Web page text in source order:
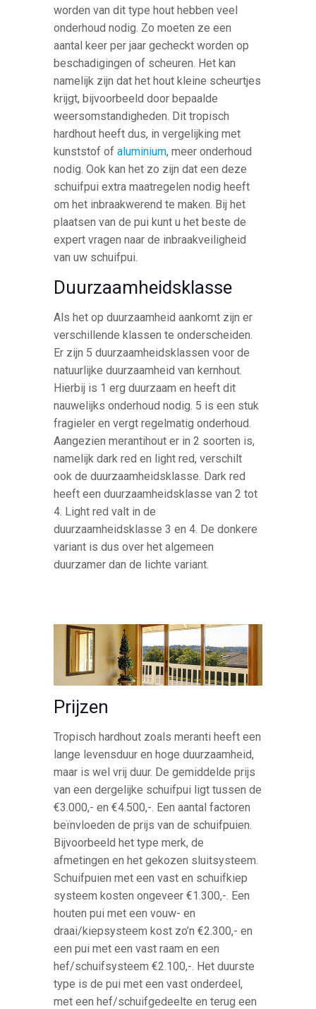
worden van dit type hout hebben veel
onderhoud nodig. Zo moeten ze een
aantal keer per jaar gecheckt worden op
beschadigingen of scheuren. Het kan
namelijk zijn dat het hout kleine scheurtjes
krijgt, bijvoorbeeld door bepaalde
weersomstandigheden. Dit tropisch
hardhout heeft dus, in vergelijking met
kunststof ofaluminium, meer onderhoud
nodig. Ook kan het zo zijn dat een deze
schuifpui extra maatregelen nodig heeft
om het inbraakwerend te maken. Bij het
plaatsen van de pui kunt u het beste de
expert vragen naar de inbraakveiligheid
van uw schuifpui.
Duurzaamheidsklasse
Als het op duurzaamheid aankomt zijn er
verschillende klassen te onderscheiden.
Er zijn 5 duurzaamheidsklassen voor de
natuurlijke duurzaamheid van kernhout.
Hierbij is 1 erg duurzaam en heeft dit
nauwelijks onderhoud nodig. 5 is een stuk
fragieler en vergt regelmatig onderhoud.
Aangezien merantihout er in 2 soorten is,
namelijk dark red en light red, verschilt
ook de duurzaamheidsklasse. Dark red
heeft een duurzaamheidsklasse van 2 tot
4. Light red valt in de
duurzaamheidsklasse 3 en 4. De donkere
variant is dus over het algemeen
duurzamer dan de lichte variant.
Prijzen
Tropisch hardhout zoals meranti heeft een
lange levensduur en hoge duurzaamheid,
maar is wel vrij duur. De gemiddelde prijs
van een dergelijke schuifpui ligt tussen de
€3.000,- en €4.500,-. Een aantal factoren
beïnvloeden de prijs van de schuifpuien.
Bijvoorbeeld het type merk, de
afmetingen en het gekozen sluitsysteem.
Schuifpuien met een vast en schuifkiep
systeem kosten ongeveer €1.300,-. Een
houten pui met een vouw- en
draai/kiepsysteem kost zo’n €2.300,- en
een pui met een vast raam en een
hef/schuifsysteem €2.100,-. Het duurste
type is de pui met een vast onderdeel,
met een hef/schuifgedeelte en terug een